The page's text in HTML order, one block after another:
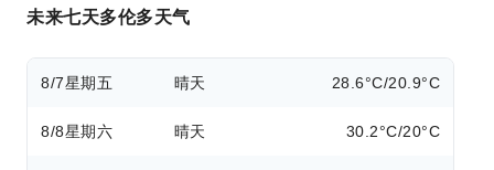
未来七天多伦多天气
8/7星期五 晴天 28.6°C/20.9°C
8/8星期六 晴天 30.2°C/20°C